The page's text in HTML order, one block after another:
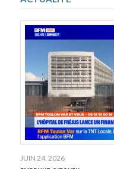
JUIN 24, 2026